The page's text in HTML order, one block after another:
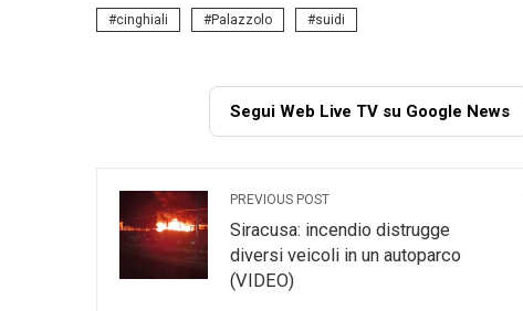
cinghiali Palazzolo suidi
Segui Web Live TV su Google News
PREVIOUS POST
Siracusa: incendio distrugge
diversi veicoli in un autoparco
(VIDEO)